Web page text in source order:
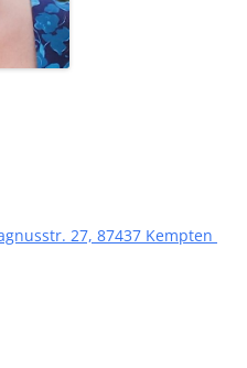
27, 87437 Kempten